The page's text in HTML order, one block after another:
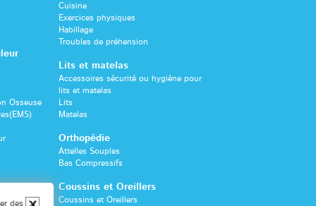
des
Osseuse
Cuisine
Exercices physiques
Habillage
Troubles de préhension
Lits et matelas
Accessoires sécurité ou hygiène pour
lits et matelas
Lits
Matelas
Orthopédie
Attelles Souples
Bas Compressifs
Coussins et Oreillers
Coussins et Oreillers